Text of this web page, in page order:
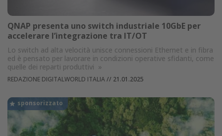
QNAP presenta uno switch industriale 10GbE per
accelerare l’integrazione tra IT/OT
Lo switch ad alta velocità unisce connessioni Ethernet e in fibra
ed è pensato per lavorare in condizioni operative sfidanti, come
quelle dei reparti produttivi »
REDAZIONE DIGITALWORLD ITALIA// 21.01.2025